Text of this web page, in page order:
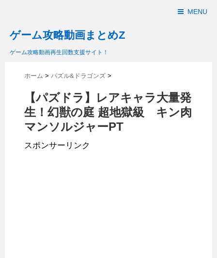
MENU
ゲーム攻略動画まとめZ
ゲーム攻略動画再生回数支援サイト！
ホーム > パズル&ドラゴンズ >
【パズドラ】レアキャラ大量発
生！幻獣の庭 超地獄級 キン肉
マンソルジャーPT
スポンサーリンク